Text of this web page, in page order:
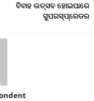
ବିବାହ ଉତ୍ସବ ହୋଇପାରେ
ସୁପରସ୍ପ୍ରେଡର